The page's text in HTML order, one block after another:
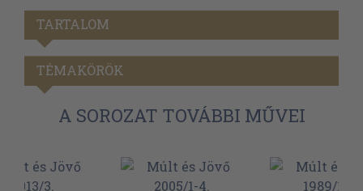
TARTALOM
TÉMAKÖRÖK
A SOROZAT TOVÁBBI MŰVEI